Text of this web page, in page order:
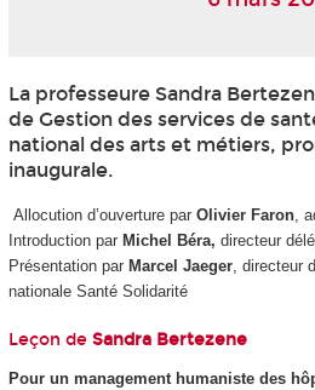
La professeure Sandra
de Gestion des services de
national des arts et métiers,
inaugurale.
Allocution d’ouverture par Olivier Faron,
Introduction par Michel Béra, directeur
Présentation par Marcel Jaeger, directeur
nationale Santé Solidarité
Leçon de Sandra Bertezene
Pour un management humaniste des